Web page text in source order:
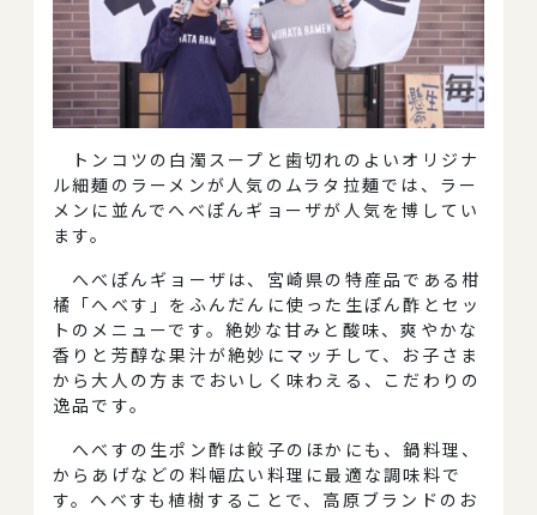
トンコツの白濁スープと歯切れのよいオリジナ
ル細麺のラーメンが人気のムラタ拉麺では、ラー
メンに並んでへべぽんギョーザが人気を博してい
ます。
へべぽんギョーザは、宮崎県の特産品である柑
橘「へべす」をふんだんに使った生ぽん酢とセッ
トのメニューです。絶妙な甘みと酸味、爽やかな
香りと芳醇な果汁が絶妙にマッチして、お子さま
から大人の方までおいしく味わえる、こだわりの
逸品です。
へべすの生ポン酢は餃子のほかにも、鍋料理、
からあげなどの料幅広い料理に最適な調味料で
す。へべすも植樹することで、高原ブランドのお